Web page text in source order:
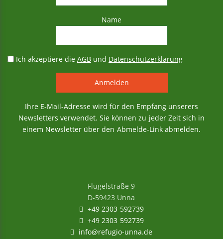
Name
Ich akzeptiere dieAGB und Datenschutzerklärung
Ihre E-Mail-Adresse wird für den Empfang unserers
Newsletters verwendet. Sie können zu jeder Zeit sich in
einem Newsletter über den Abmelde-Link abmelden.
Flügelstraße 9
D-59423 Unna
+49 2303 592739
+49 2303 592739
info@refugio-unna.de